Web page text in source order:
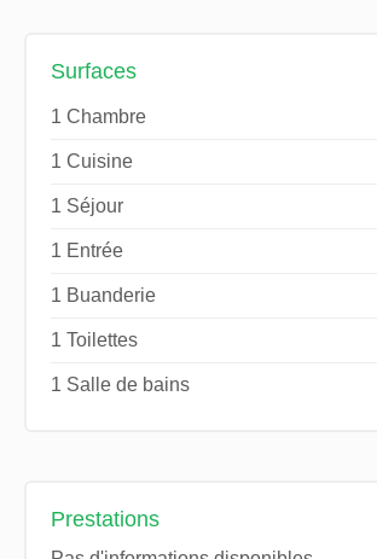
Surfaces
1 Chambre
1 Cuisine
1 Séjour
1 Entrée
1 Buanderie
1 Toilettes
1 Salle de bains
Prestations